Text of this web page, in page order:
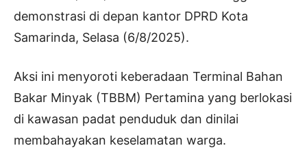
demonstrasi di depan kantor DPRD Kota
Samarinda, Selasa (6/8/2025).
Aksi ini menyoroti keberadaan Terminal Bahan
Bakar Minyak (TBBM) Pertamina yang berlokasi
di kawasan padat penduduk dan dinilai
membahayakan keselamatan warga.